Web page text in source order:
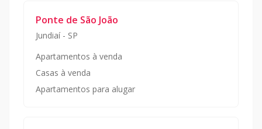
Ponte de São João
Jundiaí - SP
Apartamentos à venda
Casas à venda
Apartamentos para alugar